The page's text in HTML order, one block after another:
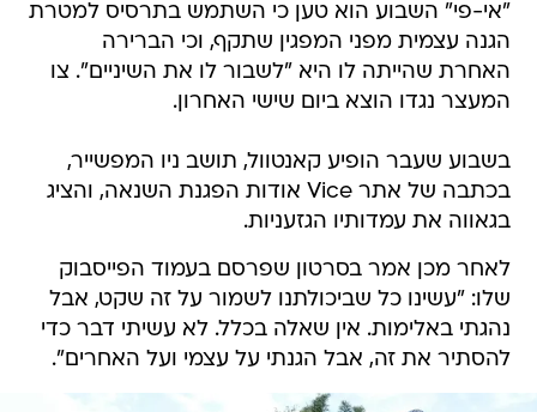
"אי-פי" השבוע הוא טען כי השתמש בתרסיס למטרת
הגנה עצמית מפני המפגין שתקף, וכי הברירה
האחרת שהייתה לו היא "לשבור לו את השיניים". צו
המעצר נגדו הוצא ביום שישי האחרון.
בשבוע שעבר הופיע קאנטוול, תושב ניו המפשייר,
בכתבה של אתר Vice אודות הפגנת השנאה, והציג
בגאווה את עמדותיו הגזעניות.
לאחר מכן אמר בסרטון שפרסם בעמוד הפייסבוק
שלו: "עשינו כל שביכולתנו לשמור על זה שקט, אבל
נהגתי באלימות. אין שאלה בכלל. לא עשיתי דבר כדי
להסתיר את זה, אבל הגנתי על עצמי ועל האחרים".